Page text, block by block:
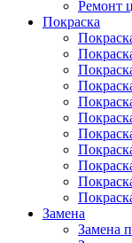
Ремонт
Покраска
Замена
Замена